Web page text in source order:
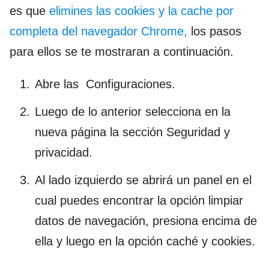
es que elimines las cookies y la cache por
completa del navegador Chrome, los pasos
para ellos se te mostraran a continuación.
Abre las Configuraciones.
Luego de lo anterior selecciona en la
nueva página la sección Seguridad y
privacidad.
Al lado izquierdo se abrirá un panel en el
cual puedes encontrar la opción limpiar
datos de navegación, presiona encima de
ella y luego en la opción caché y cookies.